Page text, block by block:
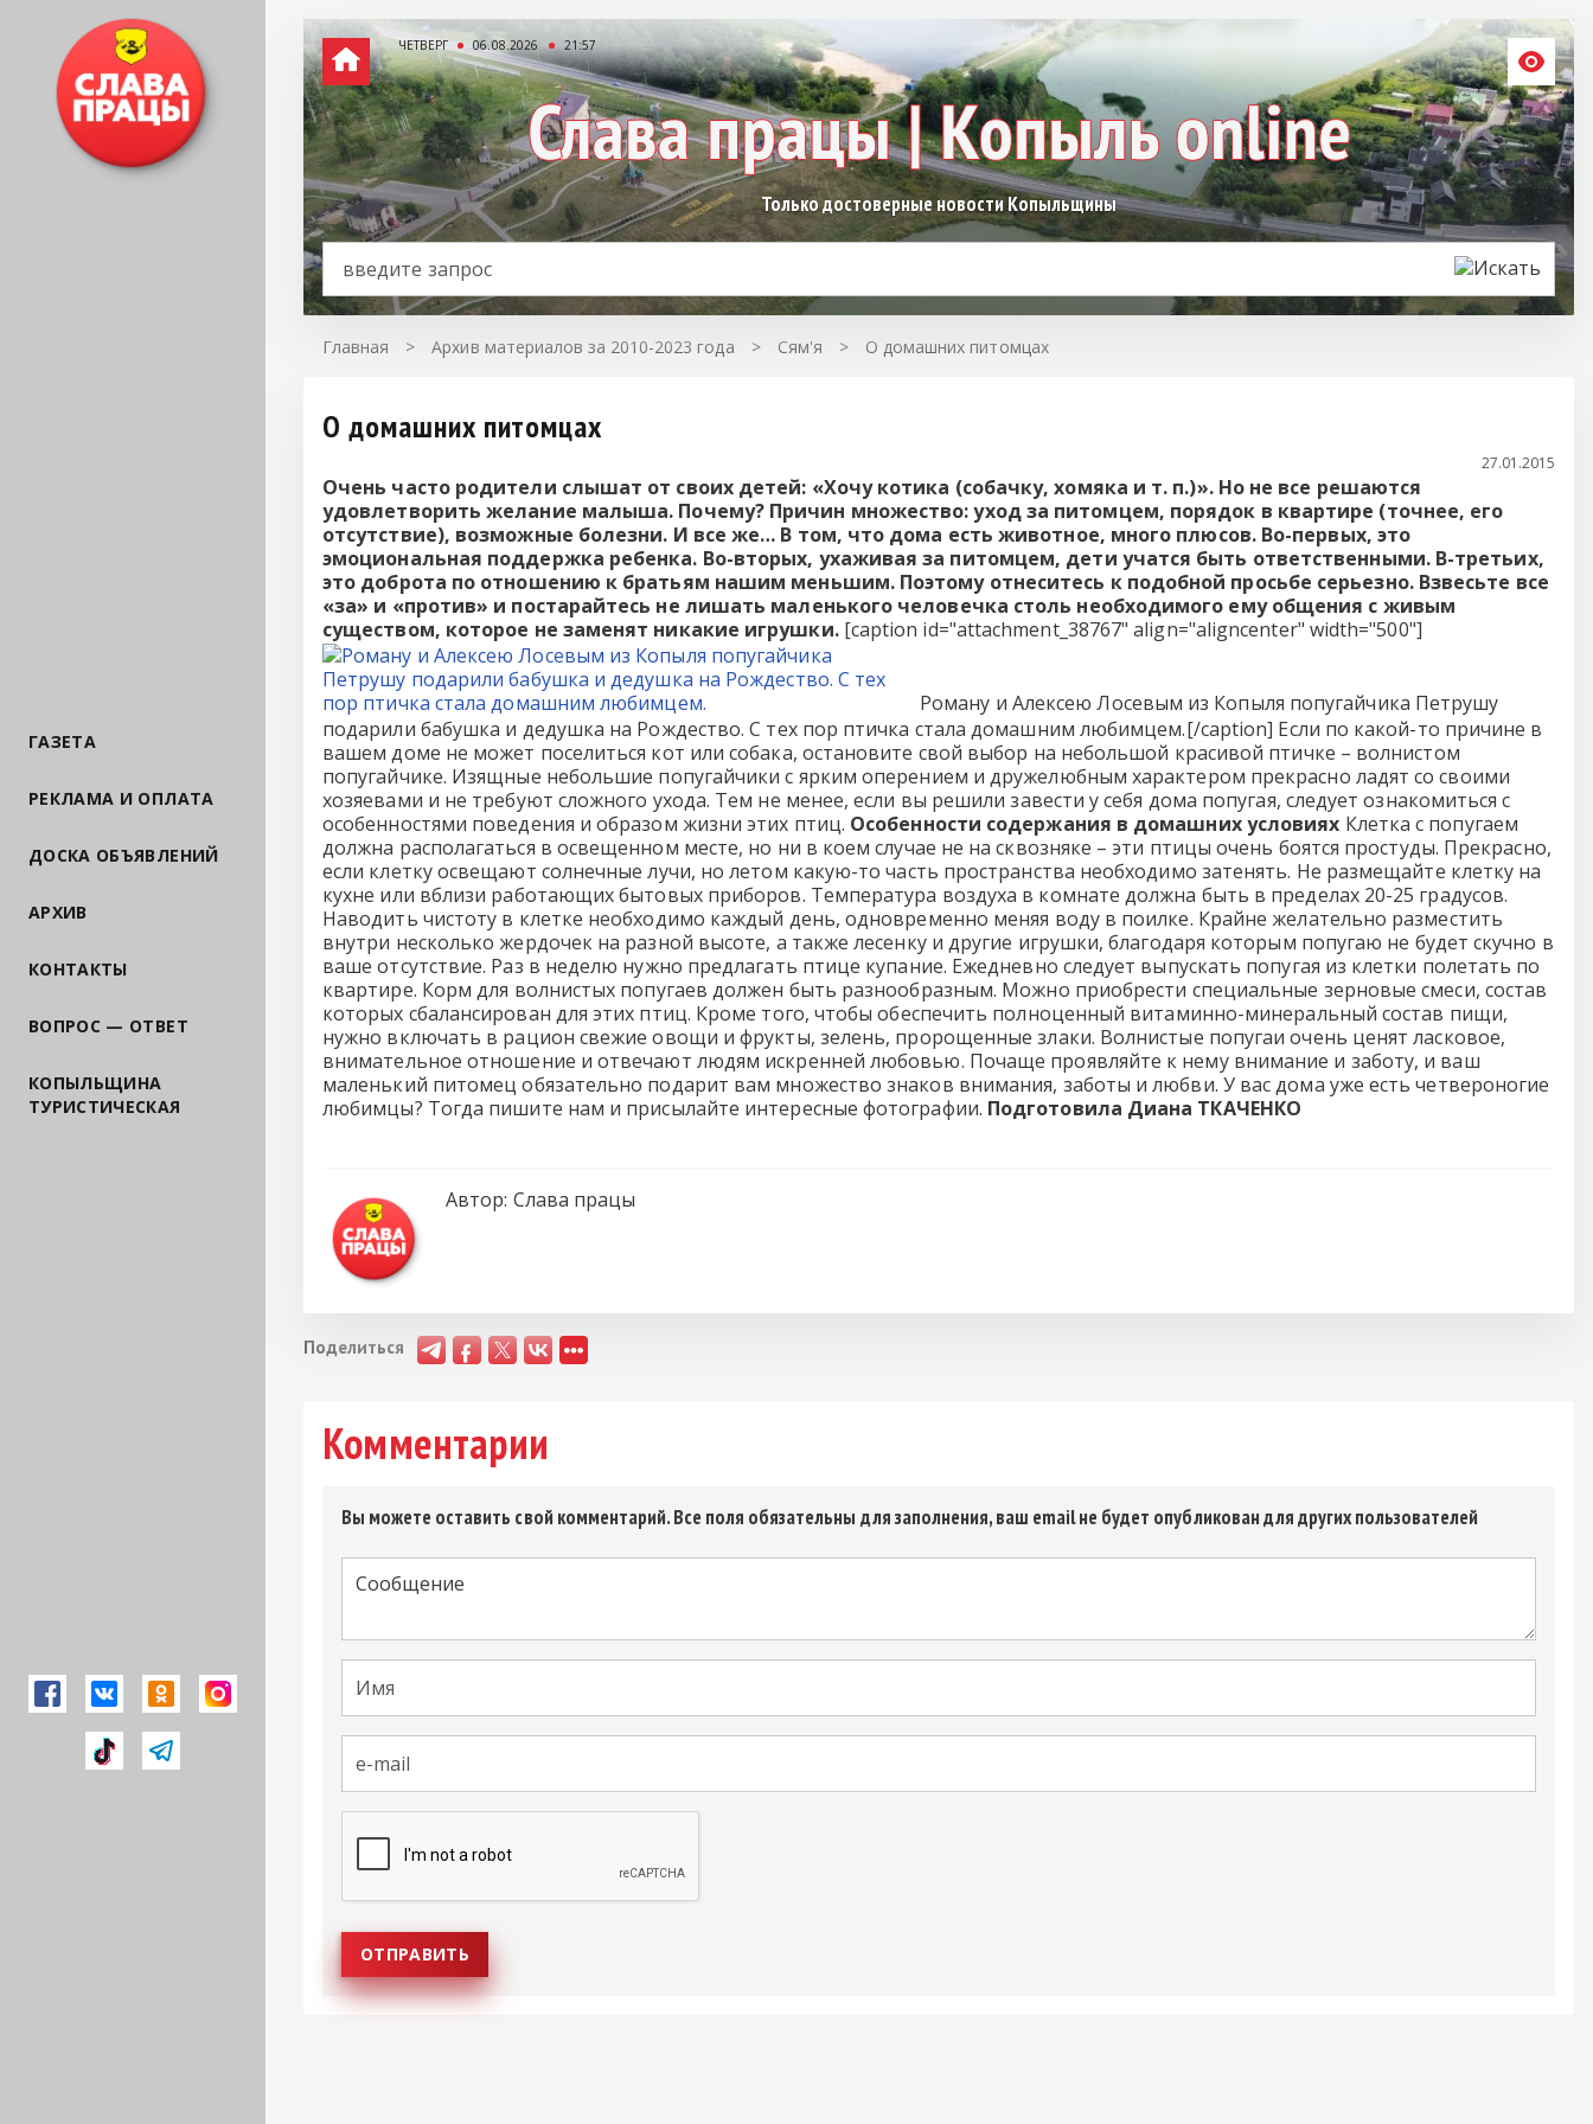
ГАЗЕТА
РЕКЛАМА И ОПЛАТА
ДОСКА ОБЪЯВЛЕНИЙ
АРХИВ
КОНТАКТЫ
ВОПРОС — ОТВЕТ
КОПЫЛЬЩИНА
ТУРИСТИЧЕСКАЯ
ЧЕТВЕРГ 06.08.2026 21:57
Только достоверные новости Копыльщины
Главная > Архив материалов за 2010-2023 года > Сям'я > О домашних питомцах
О домашних питомцах
27.01.2015
Очень часто родители слышат от своих детей: «Хочу котика (собачку, хомяка и т. п.)». Но не все решаются
удовлетворить желание малыша. Почему? Причин множество: уход за питомцем, порядок в квартире (точнее, его
отсутствие), возможные болезни. И все же… В том, что дома есть животное, много плюсов. Во-первых, это
эмоциональная поддержка ребенка. Во-вторых, ухаживая за питомцем, дети учатся быть ответственными. В-третьих,
это доброта по отношению к братьям нашим меньшим. Поэтому отнеситесь к подобной просьбе серьезно. Взвесьте все
«за» и «против» и постарайтесь не лишать маленького человечка столь необходимого ему общения с живым
существом, которое не заменят никакие игрушки.[caption id="attachment_38767" align="aligncenter" width="500"]
Роману и Алексею Лосевым из Копыля попугайчика Петрушу
подарили бабушка и дедушка на Рождество. С тех пор птичка стала домашним любимцем.[/caption] Если по какой-то причине в
вашем доме не может поселиться кот или собака, остановите свой выбор на небольшой красивой птичке – волнистом
попугайчике. Изящные небольшие попугайчики с ярким оперением и дружелюбным характером прекрасно ладят со своими
хозяевами и не требуют сложного ухода. Тем не менее, если вы решили завести у себя дома попугая, следует ознакомиться с
особенностями поведения и образом жизни этих птиц. Особенности содержания в домашних условиях Клетка с попугаем
должна располагаться в освещенном месте, но ни в коем случае не на сквозняке – эти птицы очень боятся простуды. Прекрасно,
если клетку освещают солнечные лучи, но летом какую-то часть пространства необходимо затенять. Не размещайте клетку на
кухне или вблизи работающих бытовых приборов. Температура воздуха в комнате должна быть в пределах 20-25 градусов.
Наводить чистоту в клетке необходимо каждый день, одновременно меняя воду в поилке. Крайне желательно разместить
внутри несколько жердочек на разной высоте, а также лесенку и другие игрушки, благодаря которым попугаю не будет скучно в
ваше отсутствие. Раз в неделю нужно предлагать птице купание. Ежедневно следует выпускать попугая из клетки полетать по
квартире. Корм для волнистых попугаев должен быть разнообразным. Можно приобрести специальные зерновые смеси, состав
которых сбалансирован для этих птиц. Кроме того, чтобы обеспечить полноценный витаминно-минеральный состав пищи,
нужно включать в рацион свежие овощи и фрукты, зелень, пророщенные злаки. Волнистые попугаи очень ценят ласковое,
внимательное отношение и отвечают людям искренней любовью. Почаще проявляйте к нему внимание и заботу, и ваш
маленький питомец обязательно подарит вам множество знаков внимания, заботы и любви. У вас дома уже есть четвероногие
любимцы? Тогда пишите нам и присылайте интересные фотографии. Подготовила Диана ТКАЧЕНКО
Автор: Слава працы
Поделиться
Комментарии
Вы можете оставить свой комментарий. Все поля обязательны для заполнения, ваш email не будет опубликован для других пользователей